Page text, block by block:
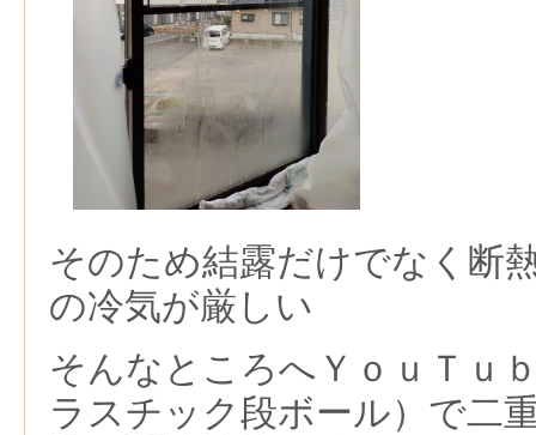
そのため結露だけでなく断
の冷気が厳しい
そんなところへＹｏｕＴｕ
ラスチック段ボール）で二